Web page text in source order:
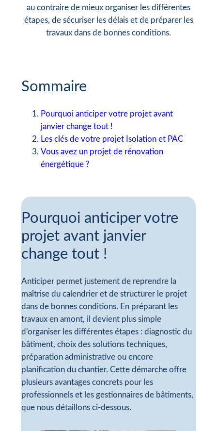
au contraire de mieux organiser les différentes
étapes, de sécuriser les délais et de préparer les
travaux dans de bonnes conditions.
Sommaire
Pourquoi anticiper votre projet avant
janvier change tout !
Les clés de votre projet Isolation et PAC
Vous avez un projet de rénovation
énergétique ?
Pourquoi anticiper votre
projet avant janvier
change tout !
Anticiper permet justement de reprendre la
maîtrise du calendrier et de structurer le projet
dans de bonnes conditions. En préparant les
travaux en amont, il devient plus simple
d’organiser les différentes étapes : diagnostic du
bâtiment, choix des solutions techniques,
préparation administrative ou encore
planification du chantier. Cette démarche offre
plusieurs avantages concrets pour les
professionnels et les gestionnaires de bâtiments,
que nous détaillons ci-dessous.